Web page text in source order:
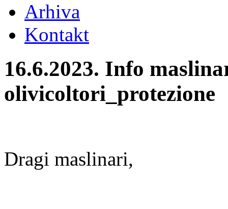
Arhiva
Kontakt
16.6.2023. Info
olivicoltori_protezione
Dragi maslinari,